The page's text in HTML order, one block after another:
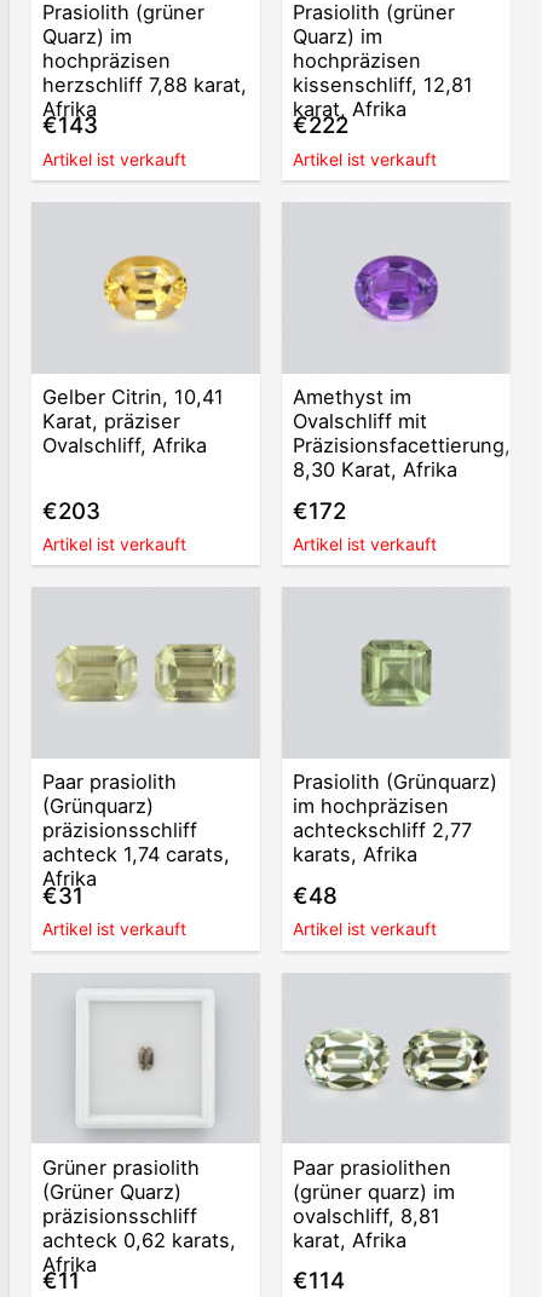
Prasiolith (grüner
Quarz) im
hochpräzisen
herzschliff 7,88 karat,
Afrika
€143
Artikel ist verkauft
Prasiolith (grüner
Quarz) im
hochpräzisen
kissenschliff, 12,81
karat, Afrika
€222
Artikel ist verkauft
Gelber Citrin, 10,41
Karat, präziser
Ovalschliff, Afrika
€203
Artikel ist verkauft
Amethyst im
Ovalschliff mit
Präzisionsfacettierung,
8,30 Karat, Afrika
€172
Artikel ist verkauft
Paar prasiolith
(Grünquarz)
präzisionsschliff
achteck 1,74 carats,
Afrika
€31
Artikel ist verkauft
Prasiolith (Grünquarz)
im hochpräzisen
achteckschliff 2,77
karats, Afrika
€48
Artikel ist verkauft
Grüner prasiolith
(Grüner Quarz)
präzisionsschliff
achteck 0,62 karats,
Afrika
€11
Paar prasiolithen
(grüner quarz) im
ovalschliff, 8,81
karat, Afrika
€114